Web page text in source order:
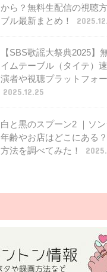
から？無料生配信の視聴
ブル最新まとめ！
【SBS歌謡大祭典2025】
イムテーブル（タイテ）
演者や視聴プラットフォ
2025.12.25
白と黒のスプーン2 ｜ソ
年齢やお店はどこにある
方法を調べてみた！